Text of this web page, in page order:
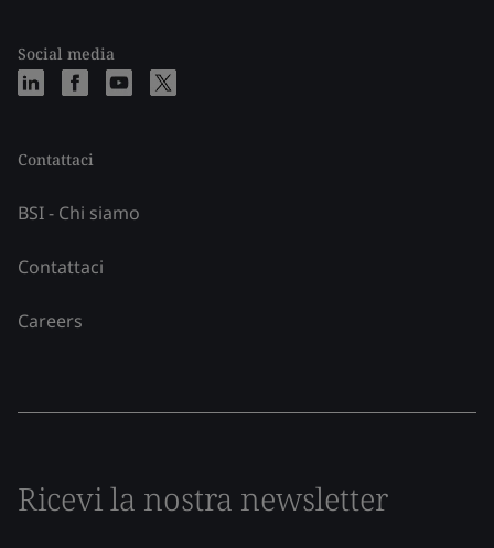
Social media
Contattaci
BSI - Chi siamo
Contattaci
Careers
Ricevi la nostra newsletter